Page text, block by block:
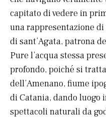
capitato di vedere in
una rappresentazione
di sant’Agata, patrona
Pure l’acqua stessa
profondo, poiché si
dell’Amenano, fiume
di Catania, dando
spettacoli naturali da